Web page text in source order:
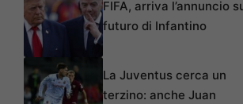
FIFA, arriva l’annuncio
futuro di Infantino
La Juventus cerca un
terzino: anche Juan